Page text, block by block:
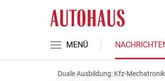
MENÜ
Duale Ausbildung: Kfz-